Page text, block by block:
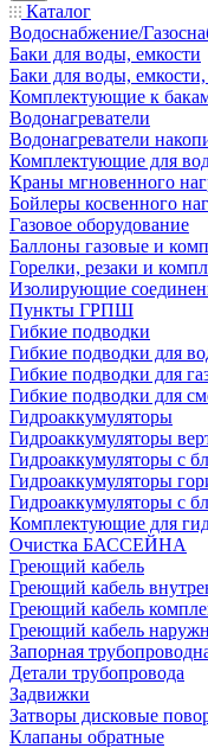
Каталог
Водоснабжение/
Баки для воды, емкости
Баки для воды,
Комплектующие к
Водонагреватели
Водонагреватели
Комплектующие для
Краны мгновенного
Бойлеры косвенного
Газовое оборудование
Баллоны газовые и
Горелки, резаки и
Изолирующие
Пункты ГРПШ
Гибкие подводки
Гибкие подводки для
Гибкие подводки для
Гибкие подводки для
Гидроаккумуляторы
Гидроаккумуляторы
Гидроаккумуляторы с
Гидроаккумуляторы
Гидроаккумуляторы с
Комплектующие для
Очистка БАССЕЙНА
Греющий кабель
Греющий кабель
Греющий кабель
Греющий кабель
Запорная
Детали трубопровода
Задвижки
Затворы дисковые
Клапаны обратные